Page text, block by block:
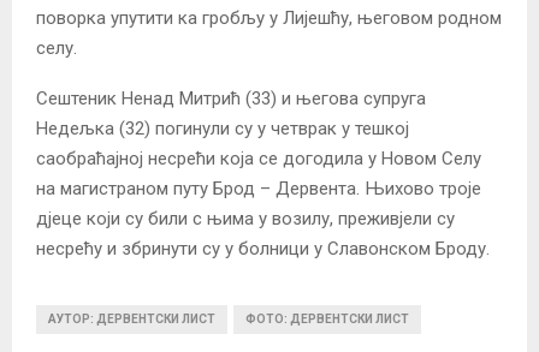
поворка упутити ка гробљу у Лијешћу, његовом родном
селу.
Сештеник Ненад Митрић (33) и његова супруга
Недељка (32) погинули су у четврак у тешкој
саобраћајној несрећи која се догодила у Новом Селу
на магистраном путу Брод – Дервента. Њихово троје
дјеце који су били с њима у возилу, преживјели су
несрећу и збринути су у болници у Славонском Броду.
АУТОР: ДЕРВЕНТСКИ ЛИСТ ФОТО: ДЕРВЕНТСКИ ЛИСТ